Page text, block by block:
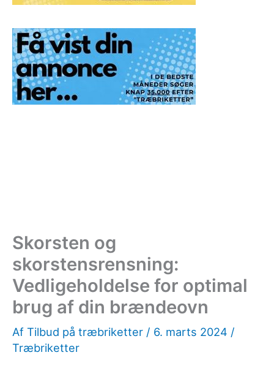
Skorsten og
skorstensrensning:
Vedligeholdelse for optimal
brug af din brændeovn
Af Tilbud på træbriketter / 6. marts 2024 /
Træbriketter